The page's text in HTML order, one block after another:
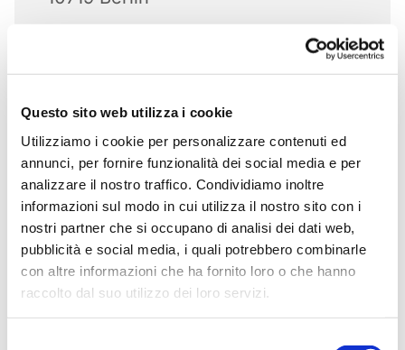
Questo sito web utilizza i cookie
Utilizziamo i cookie per personalizzare contenuti ed
annunci, per fornire funzionalità dei social media e per
analizzare il nostro traffico. Condividiamo inoltre
informazioni sul modo in cui utilizza il nostro sito con i
nostri partner che si occupano di analisi dei dati web,
pubblicità e social media, i quali potrebbero combinarle
con altre informazioni che ha fornito loro o che hanno
raccolto dal suo utilizzo dei loro servizi.